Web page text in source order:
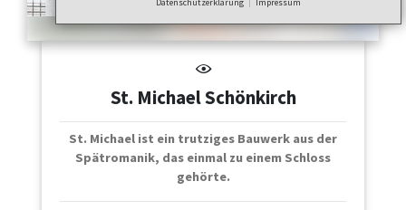
St. Michael Schönkirch
St. Michael ist ein trutziges Bauwerk aus der
Spätromanik, das einmal zu einem Schloss
gehörte.